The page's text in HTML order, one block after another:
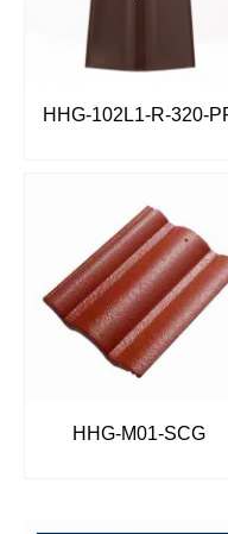
HHG-102L1-R-320-
HHG-M01-SCG